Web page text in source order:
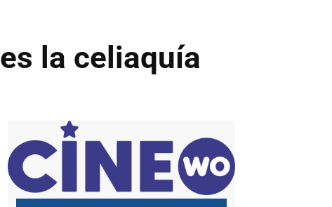
la celiaquía